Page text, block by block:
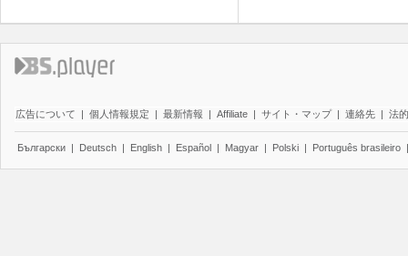
広告について | 個人情報規定 | 最新情報 | Affiliate | サイト・マップ | 連絡先 | 法
Български | Deutsch | English | Español | Magyar | Polski | Português brasileiro